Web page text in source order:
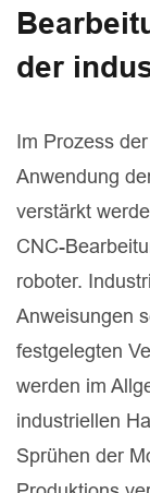
der
Im Prozess
Anwendung
verstärkt
CNC-
roboter.
Anweisungen
festgelegten
werden im
industriellen
Sprühen der